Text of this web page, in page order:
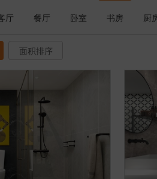
厅 餐厅 卧室 书房 厨
面积排序